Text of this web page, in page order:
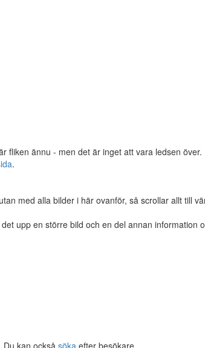
fliken ännu - men det är inget att vara ledsen över.
.
med alla bilder i här ovanför, så scrollar allt till
upp en större bild och en del annan information
Du kan också söka efter besökare.